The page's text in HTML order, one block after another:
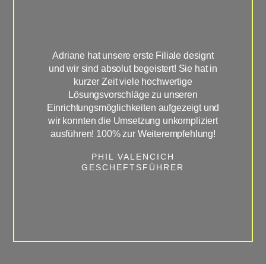
Adriane hat unsere erste Filiale designt
und wir sind absolut begeistert! Sie hat in
kurzer Zeit viele hochwertige
Lösungsvorschläge zu unseren
Einrichtungsmöglichkeiten aufgezeigt und
wir konnten die Umsetzung unkompliziert
ausführen! 100% zur Weiterempfehlung!
PHIL VALENCICH
GESCHEFTSFÜHRER